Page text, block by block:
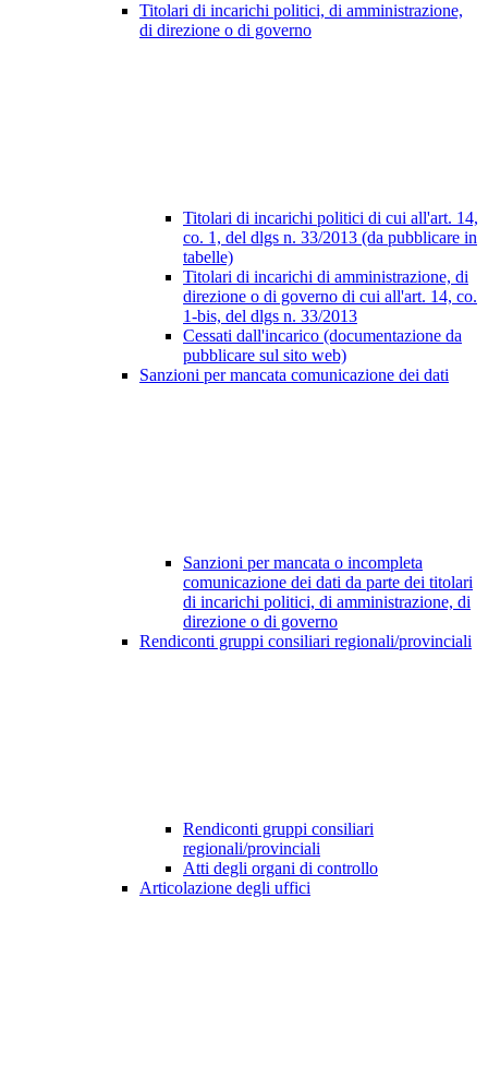
Titolari di incarichi politici, di amministrazione,
di direzione o di governo
Titolari di incarichi politici di cui all'art. 14,
co. 1, del dlgs n. 33/2013 (da pubblicare in
tabelle)
Titolari di incarichi di amministrazione, di
direzione o di governo di cui all'art. 14, co.
1-bis, del dlgs n. 33/2013
Cessati dall'incarico (documentazione da
pubblicare sul sito web)
Sanzioni per mancata comunicazione dei dati
Sanzioni per mancata o incompleta
comunicazione dei dati da parte dei titolari
di incarichi politici, di amministrazione, di
direzione o di governo
Rendiconti gruppi consiliari regionali/provinciali
Rendiconti gruppi consiliari
regionali/provinciali
Atti degli organi di controllo
Articolazione degli uffici